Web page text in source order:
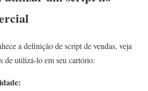
a definição de script de vendas, veja
de utilizá-lo em seu cartório: